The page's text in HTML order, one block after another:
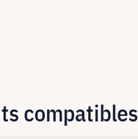
compatibles